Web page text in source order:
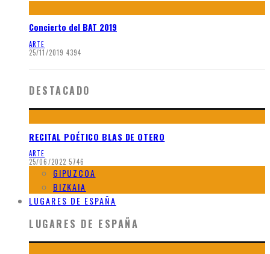
Concierto del BAT 2019
ARTE
25/11/2019 4394
DESTACADO
RECITAL POÉTICO BLAS DE OTERO
ARTE
25/06/2022 5746
GIPUZCOA
BIZKAIA
LUGARES DE ESPAÑA
LUGARES DE ESPAÑA